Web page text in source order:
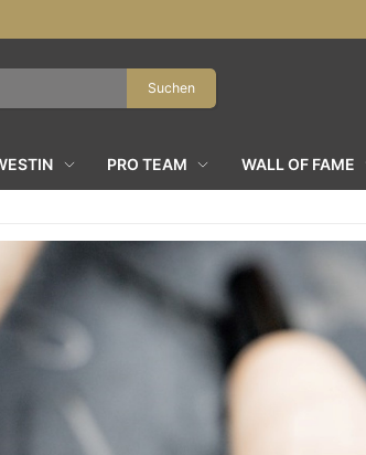
Suchen
PRO TEAM WALL OF FAME